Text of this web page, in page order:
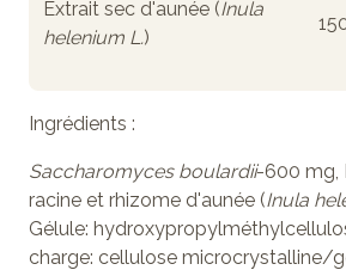
Extrait sec d'aunée (Inula
helenium L.)
Ingrédients :
Saccharomyces boulardii-600 mg,
racine et rhizome d'aunée (Inula
Gélule:
charge: cellulose microcrystalline/